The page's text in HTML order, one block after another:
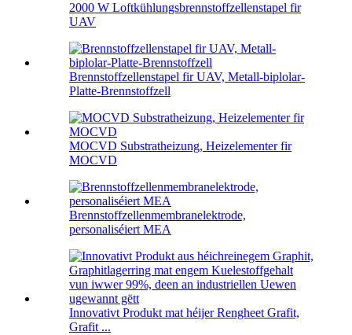
2000 W Loftkühlungsbrennstoffzellenstapel fir
UAV
Brennstoffzellenstapel fir UAV, Metall-biplolar-
Platte-Brennstoffzell
MOCVD Substratheizung, Heizelementer fir
MOCVD
Brennstoffzellenmembranelektrode,
personaliséiert MEA
Innovativt Produkt mat héijer Rengheet Grafit,
Grafit ...